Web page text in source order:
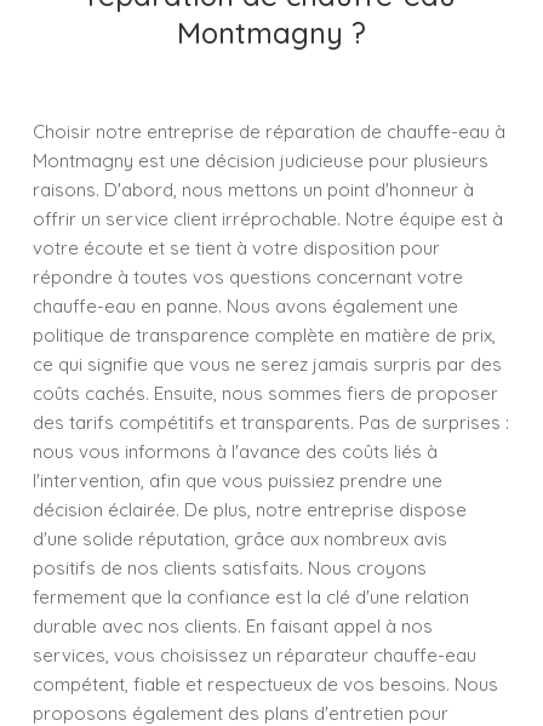
Montmagny ?
Choisir notre entreprise de réparation de chauffe-eau à
Montmagny est une décision judicieuse pour plusieurs
raisons. D'abord, nous mettons un point d'honneur à
offrir un service client irréprochable. Notre équipe est à
votre écoute et se tient à votre disposition pour
répondre à toutes vos questions concernant votre
chauffe-eau en panne. Nous avons également une
politique de transparence complète en matière de prix,
ce qui signifie que vous ne serez jamais surpris par des
coûts cachés. Ensuite, nous sommes fiers de proposer
des tarifs compétitifs et transparents. Pas de surprises :
nous vous informons à l'avance des coûts liés à
l'intervention, afin que vous puissiez prendre une
décision éclairée. De plus, notre entreprise dispose
d'une solide réputation, grâce aux nombreux avis
positifs de nos clients satisfaits. Nous croyons
fermement que la confiance est la clé d'une relation
durable avec nos clients. En faisant appel à nos
services, vous choisissez un réparateur chauffe-eau
compétent, fiable et respectueux de vos besoins. Nous
proposons également des plans d'entretien pour